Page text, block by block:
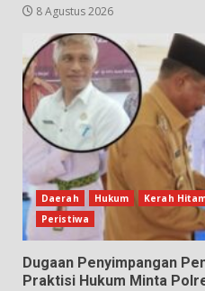
8 Agustus 2026
Daerah Hukum Kerah
Peristiwa
Dugaan Penyimpangan
Praktisi Hukum Minta